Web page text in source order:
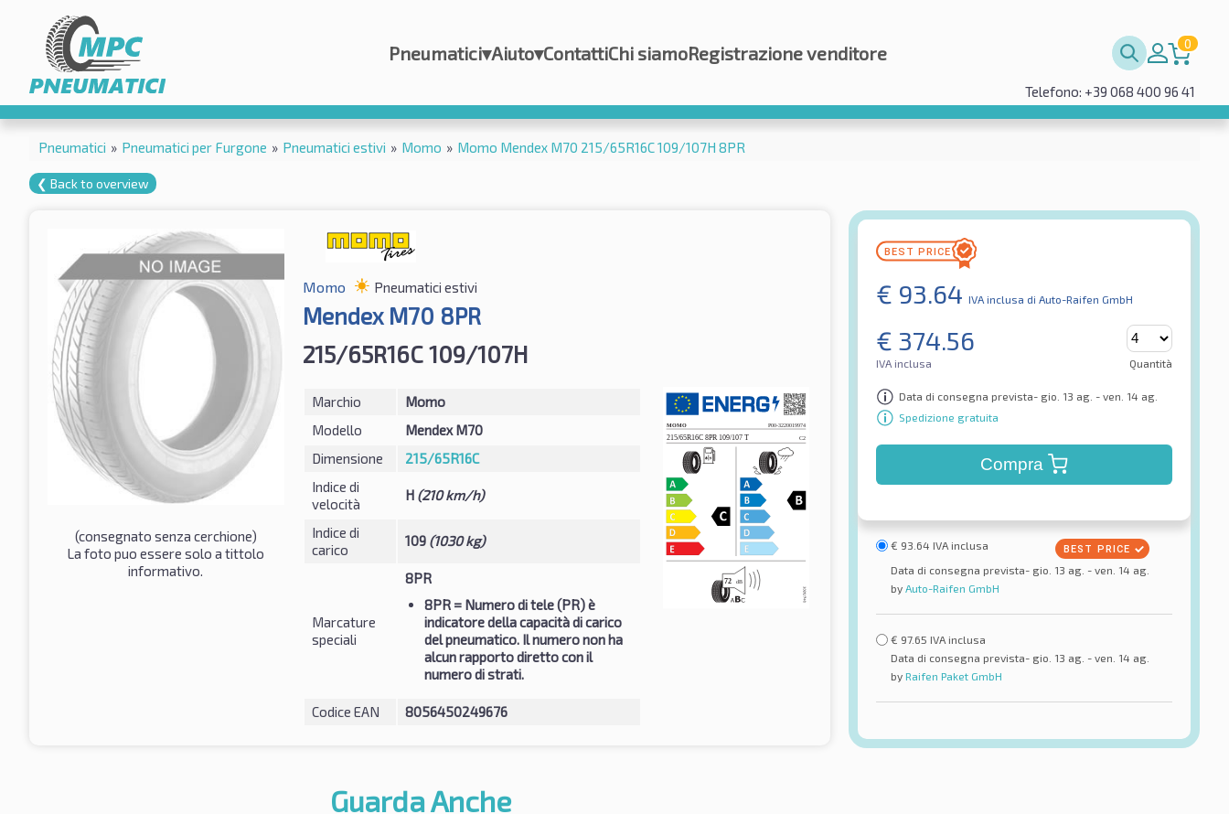
Pneumatici▾Aiuto▾ContattiChi siamoRegistrazione venditore 0
Telefono: +39 068 400 96 41
Pneumatici » Pneumatici per Furgone » Pneumatici estivi » Momo » Momo Mendex M70 215/65R16C 109/107H 8PR
❮ Back to overview
(consegnato senza cerchione)
La foto puo essere solo a tittolo
informativo.
Momo Pneumatici estivi
Mendex M70 8PR
215/65R16C 109/107H
Marchio
Momo
Modello
Mendex M70
Dimensione
215/65R16C
Indice di
velocità
H (210 km/h)
Indice di
carico
109 (1030 kg)
Marcature
speciali
8PR
8PR= Numero di tele (PR) è
indicatore della capacità di carico
del pneumatico. Il numero non ha
alcun rapporto diretto con il
numero di strati.
Codice EAN 8056450249676
€ 93.64 IVA inclusa di Auto-Raifen GmbH
€ 374.56
IVA inclusa Quantità
Data di consegna prevista- gio. 13 ag. - ven. 14 ag.
Spedizione gratuita
Compra
€ 93.64 IVA inclusa
Data di consegna prevista- gio. 13 ag. - ven. 14 ag.
by Auto-Raifen GmbH
€ 97.65 IVA inclusa
Data di consegna prevista- gio. 13 ag. - ven. 14 ag.
by Raifen Paket GmbH
Guarda Anche